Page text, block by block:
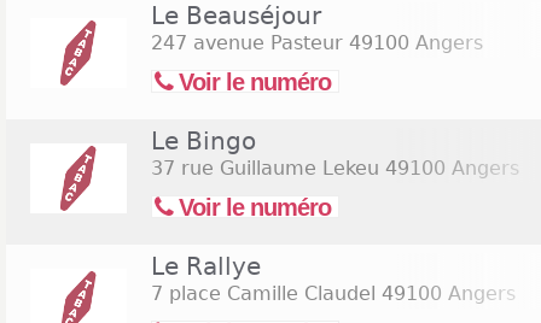
Le Beauséjour
247 avenue Pasteur 49100 Angers
Voir le numéro
Le Bingo
37 rue Guillaume Lekeu 49100 Angers
Voir le numéro
Le Rallye
7 place Camille Claudel 49100 Angers